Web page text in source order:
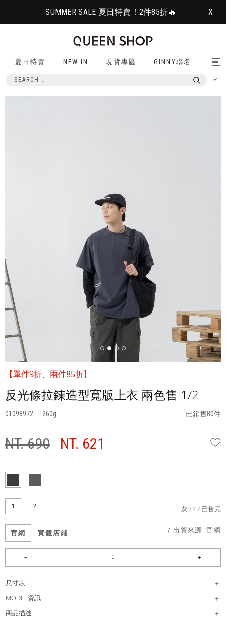
SUMMER SALE 夏日特賣！2件85折🔥 X
夏日特賣 NEW IN 現貨專區 GINNY聯名
【單件9折、兩件85折】
反光條拉鍊造型寬版上衣 兩色售 1/2
01098972 260 已銷售80件
NT. 690 NT. 621
1 2 灰 1 已售完
官網 實體店鋪 / 出貨來源:官網
尺寸表
MODEL資訊
商品描述